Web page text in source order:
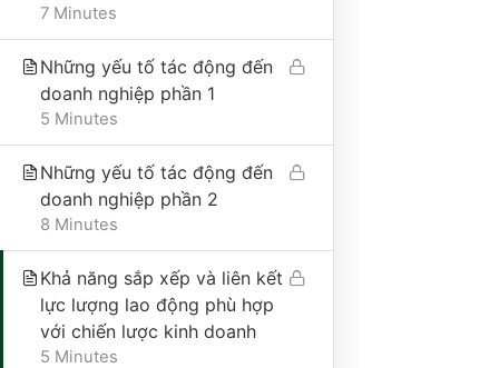
7 Minutes
Những yếu tố tác động đến
doanh nghiệp phần 1
5 Minutes
Những yếu tố tác động đến
doanh nghiệp phần 2
8 Minutes
Khả năng sắp xếp và liên kết
lực lượng lao động phù hợp
với chiến lược kinh doanh
5 Minutes
Thư viện
Cộng đồng 101QTNS
THÔNG TIN VỀ CHÍNH SÁCH
ĐIỀU KIỆN GIAO DỊCH CHUNG